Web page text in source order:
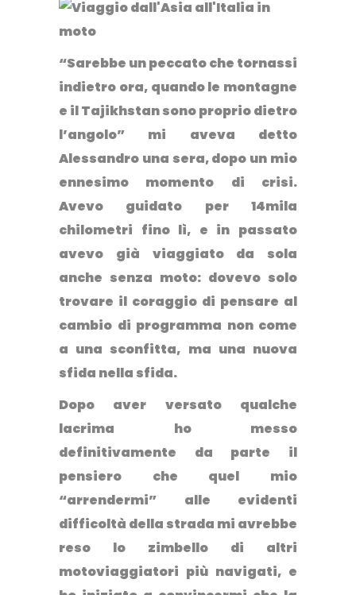
“Sarebbe un peccato che tornassi
indietro ora, quando le montagne
e il Tajikhstan sono proprio dietro
l’angolo” mi aveva detto
Alessandro una sera, dopo un mio
ennesimo momento di crisi.
Avevo guidato per 14mila
chilometri fino lì, e in passato
avevo già viaggiato da sola
anche senza moto: dovevo solo
trovare il coraggio di pensare al
cambio di programma non come
a una sconfitta, ma una nuova
sfida nella sfida.
Dopo aver versato qualche
lacrima ho messo
definitivamente da parte il
pensiero che quel mio
“arrendermi” alle evidenti
difficoltà della strada mi avrebbe
reso lo zimbello di altri
motoviaggiatori più navigati, e